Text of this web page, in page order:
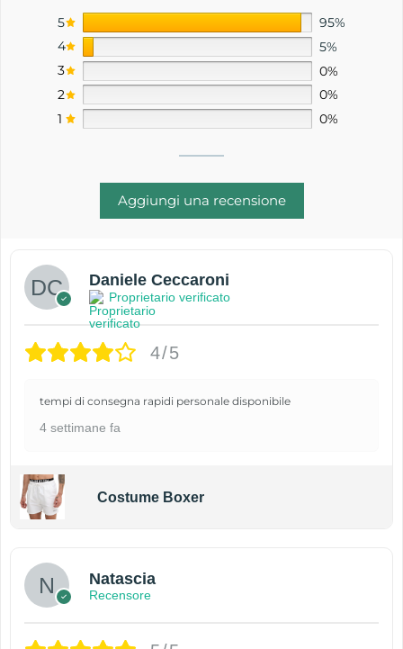
5
95%
4
5%
3
0%
2
0%
1
0%
Aggiungi una recensione
Daniele Ceccaroni
Proprietario verificato
4/5
tempi di consegna rapidi personale disponibile
4 settimane fa
Costume Boxer
Natascia
Recensore